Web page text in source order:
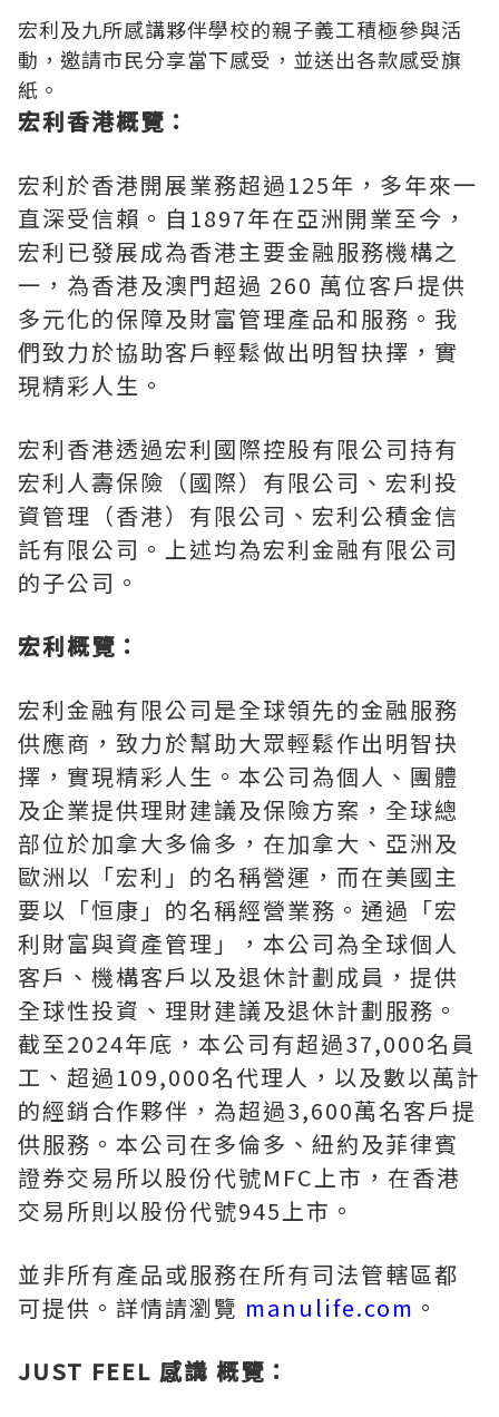
宏利及九所感講夥伴學校的親子義工積極參與活
動，邀請市民分享當下感受，並送出各款感受旗
紙。
宏利香港概覽：
宏利於香港開展業務超過125年，多年來一
直深受信賴。自1897年在亞洲開業至今，
宏利已發展成為香港主要金融服務機構之
一，為香港及澳門超過 260 萬位客戶提供
多元化的保障及財富管理產品和服務。我
們致力於協助客戶輕鬆做出明智抉擇，實
現精彩人生。
宏利香港透過宏利國際控股有限公司持有
宏利人壽保險（國際）有限公司、宏利投
資管理（香港）有限公司、宏利公積金信
託有限公司。上述均為宏利金融有限公司
的子公司。
宏利概覽：
宏利金融有限公司是全球領先的金融服務
供應商，致力於幫助大眾輕鬆作出明智抉
擇，實現精彩人生。本公司為個人、團體
及企業提供理財建議及保險方案，全球總
部位於加拿大多倫多，在加拿大、亞洲及
歐洲以「宏利」的名稱營運，而在美國主
要以「恒康」的名稱經營業務。通過「宏
利財富與資產管理」，本公司為全球個人
客戶、機構客戶以及退休計劃成員，提供
全球性投資、理財建議及退休計劃服務。
截至2024年底，本公司有超過37,000名員
工、超過109,000名代理人，以及數以萬計
的經銷合作夥伴，為超過3,600萬名客戶提
供服務。本公司在多倫多、紐約及菲律賓
證券交易所以股份代號MFC上市，在香港
交易所則以股份代號945上市。
並非所有產品或服務在所有司法管轄區都
可提供。詳情請瀏覽 manulife.com 。
JUST FEEL 感講 概覽：